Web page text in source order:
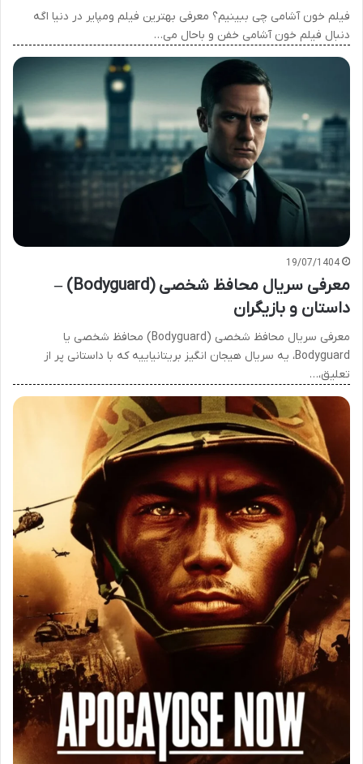
فیلم خون آشامی چی ببینیم؟ معرفی بهترین فیلم ومپایر در دنیا اگه
دنبال فیلم خون آشامی خفن و باحال می…
19/07/1404
معرفی سریال محافظ شخصی (Bodyguard) –
داستان و بازیگران
معرفی سریال محافظ شخصی (Bodyguard) محافظ شخصی یا
Bodyguard، یه سریال هیجان انگیز بریتانیاییه که با داستانی پر از
تعلیق،…